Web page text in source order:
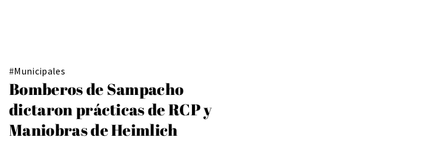
#Municipales
Bomberos de Sampacho
dictaron prácticas de RCP y
Maniobras de Heimlich